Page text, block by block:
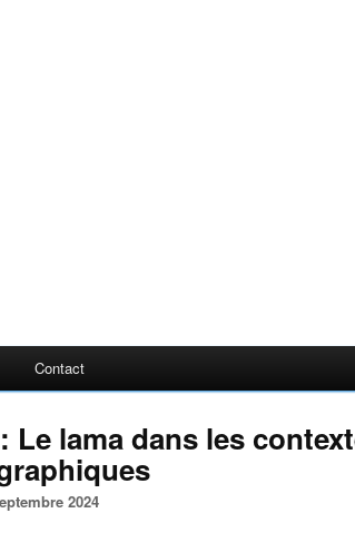
Contact
Le lama dans les
2024